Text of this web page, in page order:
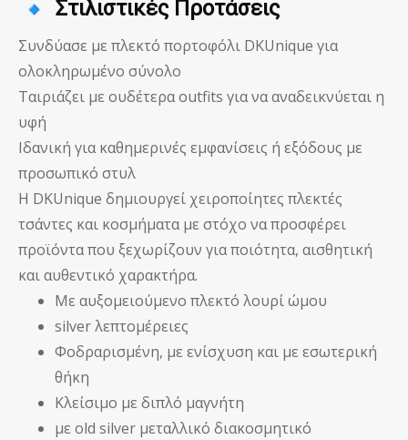
Στιλιστικές Προτάσεις
Συνδύασε με πλεκτό πορτοφόλι DKUnique για
ολοκληρωμένο σύνολο
Ταιριάζει με ουδέτερα outfits για να αναδεικνύεται η
υφή
Ιδανική για καθημερινές εμφανίσεις ή εξόδους με
προσωπικό στυλ
Η DKUnique δημιουργεί χειροποίητες πλεκτές
τσάντες και κοσμήματα με στόχο να προσφέρει
προϊόντα που ξεχωρίζουν για ποιότητα, αισθητική
και αυθεντικό χαρακτήρα.
Με αυξομειούμενο πλεκτό λουρί ώμου
silver λεπτομέρειες
Φοδραρισμένη, με ενίσχυση και με εσωτερική
θήκη
Κλείσιμο με διπλό μαγνήτη
με old silver μεταλλικό διακοσμητικό